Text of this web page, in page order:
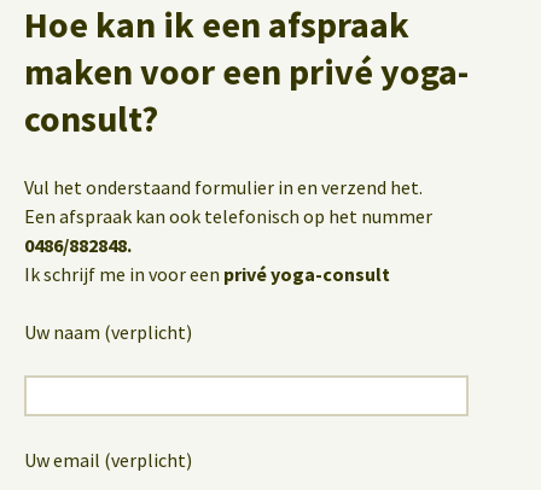
Hoe kan ik een afspraak
maken voor een privé yoga-
consult?
Vul het onderstaand formulier in en verzend het.
Een afspraak kan ook telefonisch op het nummer
0486/882848.
Ik schrijf me in voor een privé yoga-consult
Uw naam (verplicht)
Uw email (verplicht)